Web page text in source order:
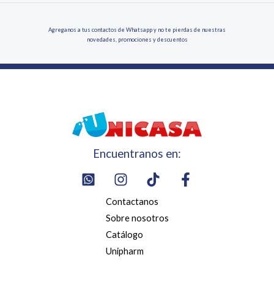
Agreganos a tus contactos de Whatsapp y no te pierdas de nuestras
novedades, promociones y descuentos
Encuentranos en:
Contactanos
Sobre nosotros
Catálogo
Unipharm